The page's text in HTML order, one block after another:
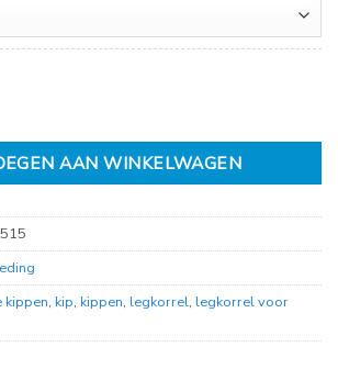
AAN WINKELWAGEN
kippen, kip, kippen, legkorrel, legkorrel voor